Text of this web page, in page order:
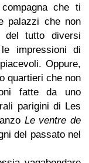
che ti
palazzi che non
tutto diversi
impressioni di
Oppure,
quartieri che non
fatte da uno
parigini di Les
Le ventre de
del passato nel